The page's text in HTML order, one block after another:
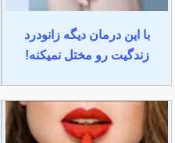
با این درمان دیگه زانودرد
زندگیت رو مختل نمیکنه!